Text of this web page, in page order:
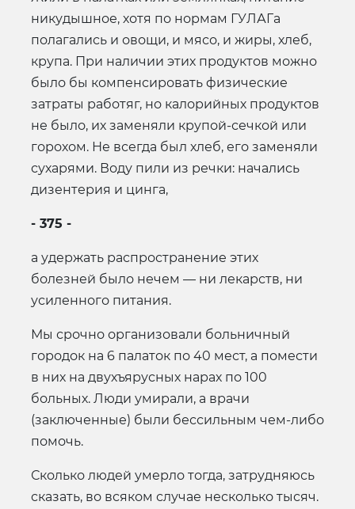
никудышное, хотя по нормам ГУЛАГа
полагались и овощи, и мясо, и жиры, хлеб,
крупа. При наличии этих продуктов можно
было бы компенсировать физические
затраты работяг, но калорийных продуктов
не было, их заменяли крупой-сечкой или
горохом. Не всегда был хлеб, его заменяли
сухарями. Воду пили из речки: начались
дизентерия и цинга,
- 375 -
а удержать распространение этих
болезней было нечем — ни лекарств, ни
усиленного питания.
Мы срочно организовали больничный
городок на 6 палаток по 40 мест, а помести
в них на двухъярусных нарах по 100
больных. Люди умирали, а врачи
(заключенные) были бессильным чем-либо
помочь.
Сколько людей умерло тогда, затрудняюсь
сказать, во всяком случае несколько тысяч.